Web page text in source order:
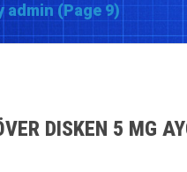
admin(Page 9)
DISKEN 5 MG